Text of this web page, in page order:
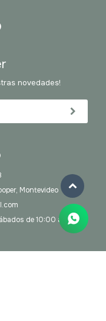
Montevideo
de 10:00 a 14:00
novedades!